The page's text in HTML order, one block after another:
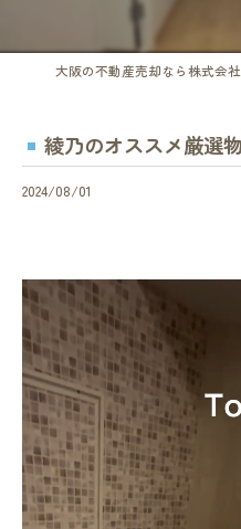
綾乃のオススメ厳選
2024/08/01